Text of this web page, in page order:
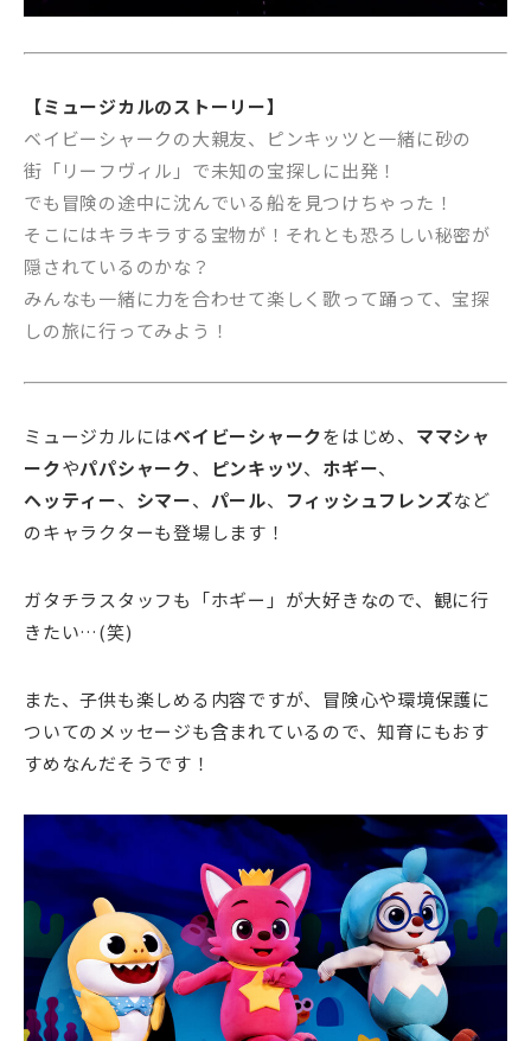
【ミュージカルのストーリー】
ベイビーシャークの大親友、ピンキッツと一緒に砂の
街 「リーフヴィル」で未知の宝探しに出発 ！
でも 冒険の途中に沈んでいる船を 見つけちゃった！
そこにはキラキラする 宝物が！それとも恐ろしい秘密が
隠されているのかな？
みんなも一緒に力を合わせて楽 しく 歌って踊って、 宝探
しの旅に行ってみよう！
ミュージカルにはベイビーシャークをはじめ、 ママシャ
ークやパパシャーク、 ピンキッツ、 ホギー、
ヘッティー、 シマー、 パール、 フィッシュフレンズなど
のキャラクターも登場します！
ガタチラスタッフも「ホギー」が大好きなので、観に行
きたい…(笑)
また、子供も楽しめる内容ですが、冒険心や環境保護に
ついてのメッセージも含まれているので、知育にもおす
すめなんだそうです！